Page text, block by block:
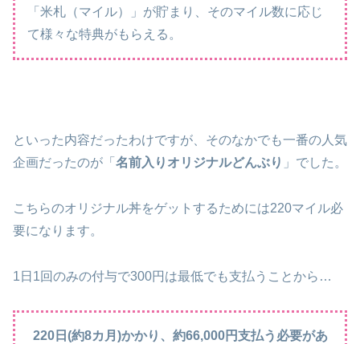
「米札（マイル）」が貯まり、そのマイル数に応じ
て様々な特典がもらえる。
といった内容だったわけですが、そのなかでも一番の人気
企画だったのが「 名前入りオリジナルどんぶり 」でした。
こちらのオリジナル丼をゲットするためには220マイル必
要になります。
1日1回のみの付与で300円は最低でも支払うことから…
220日(約8カ月)かかり、約66,000円支払う必要があ